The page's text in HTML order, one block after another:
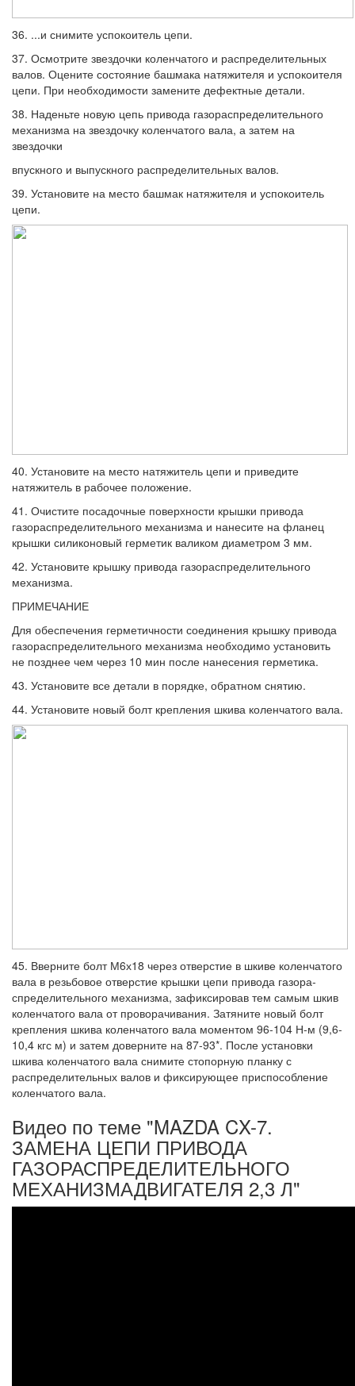
36. ...и снимите успокоитель цепи.
37. Осмотрите звездочки коленчатого и распределительных
валов. Оцените со­стояние башмака натяжителя и успокоите­ля
цепи. При необходимости замените де­фектные детали.
38. Наденьте новую цепь привода газора­спределительного
механизма на звездочку коленчатого вала, а затем на
звездочки
впускного и выпускного распределитель­ных валов.
39. Установите на место башмак натяжи­теля и успокоитель
цепи.
40. Установите на место натяжитель цепи и приведите
натяжитель в рабочее положение.
41. Очистите посадочные поверхности крышки привода
газораспределительного механизма и нанесите на фланец
крышки силиконовый герметик валиком диаме­тром 3 мм.
42. Установите крышку привода газора­спределительного
механизма.
ПРИМЕЧАНИЕ
Для обеспечения герметичности соединения крышку привода
газораспределительного механизма необходимо установить
не поз­днее чем через 10 мин после нанесения гер­метика.
43. Установите все детали в порядке, об­ратном снятию.
44. Установите новый болт крепления шкива коленчатого вала.
45. Вверните болт М6х18 через отвер­стие в шкиве коленчатого
вала в резьбовое отверстие крышки цепи привода газора­
спределительного механизма, зафиксиро­вав тем самым шкив
коленчатого вала от проворачивания. Затяните новый болт
кре­пления шкива коленчатого вала моментом 96-104 Н-м (9,6-
10,4 кгс м) и затем довер­ните на 87-93*. После установки
шкива ко­ленчатого вала снимите стопорную планку с
распределительных валов и фиксирую­щее приспособление
коленчатого вала.
Видео по теме "MAZDA CX-7.
ЗАМЕНА ЦЕПИ ПРИВОДА
ГАЗОРАСПРЕДЕЛИТЕЛЬНОГО
МЕХАНИЗМАДВИГАТЕЛЯ 2,3 Л"